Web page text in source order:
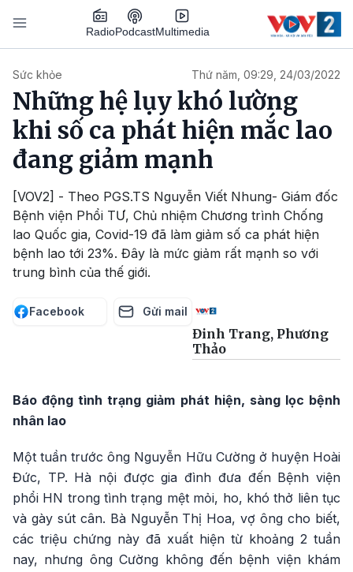
Nhảy đến nội dung
RadioPodcastMultimedia
Sức khỏe Thứ năm, 09:29, 24/03/2022
Những hệ lụy khó lường
khi số ca phát hiện mắc lao
đang giảm mạnh
[VOV2] - Theo PGS.TS Nguyễn Viết Nhung- Giám đốc
Bệnh viện Phổi TƯ, Chủ nhiệm Chương trình Chống
lao Quốc gia, Covid-19 đã làm giảm số ca phát hiện
bệnh lao tới 23%. Đây là mức giảm rất mạnh so với
trung bình của thế giới.
Facebook Gửi mail
Đinh Trang, Phương
Thảo
Báo động tình trạng giảm phát hiện, sàng lọc bệnh
nhân lao
Một tuần trước ông Nguyễn Hữu Cường ở huyện Hoài
Đức, TP. Hà nội được gia đình đưa đến Bệnh viện
phổi HN trong tình trạng mệt mỏi, ho, khó thở liên tục
và gày sút cân. Bà Nguyễn Thị Hoa, vợ ông cho biết,
các triệu chứng này đã xuất hiện từ khoảng 2 tuần
nay, nhưng ông Cường không đến bệnh viện khám